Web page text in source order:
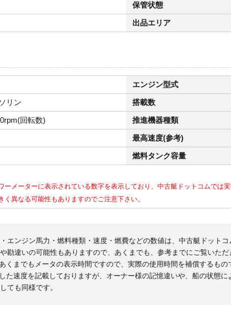
保管状態
出品エリア
エンジン型式
リン 搭載数
回転数) 推進機器種類
最高速度(参考)
燃料タンク容量
ーメーターに表示されている数字を表示しており、中古艇ドットコムでは
く異なる可能性もありますのでご注意下さい。
ンジン馬力・燃料種類・速度・燃費などの数値は、中古艇ドット
勘違いの可能性もありますので、あくまでも、参考までにご覧いた
までもメータの表示時間ですので、実際の使用時間を補償するもの
速度を記載しておりますが、オーナー様の記憶違いや、船の状態
ても同様です。